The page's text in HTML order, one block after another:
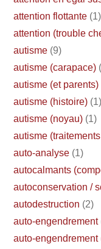
attention flottante (1)
attention (trouble
autisme (9)
autisme (carapace)
autisme (et parents)
autisme (histoire) (1)
autisme (noyau) (1)
autisme
auto-analyse (1)
autocalmants
autoconservation /
autodestruction (2)
auto-engendrement
auto-engendrement